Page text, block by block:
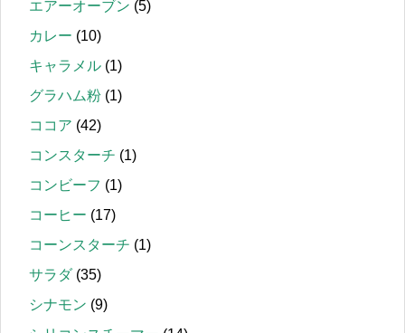
エアーオーブン (5)
カレー (10)
キャラメル (1)
グラハム粉 (1)
ココア (42)
コンスターチ (1)
コンビーフ (1)
コーヒー (17)
コーンスターチ (1)
サラダ(35)
シナモン (9)